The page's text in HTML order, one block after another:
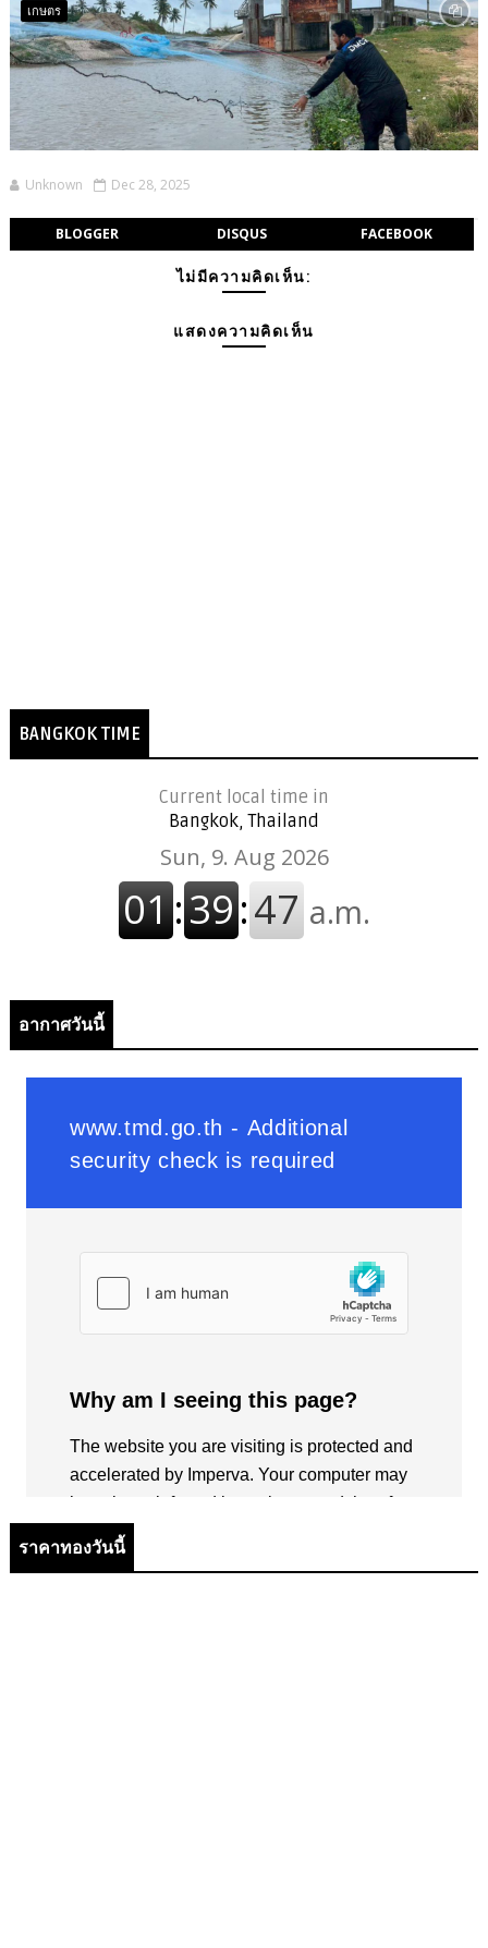
เกษตร
Unknown Dec 28, 2025
BLOGGER DISQUS FACEBOOK
ไม่มีความคิดเห็น:
แสดงความคิดเห็น
BANGKOK TIME
Current local time in
Bangkok, Thailand
อากาศวันนี้
ราคาทองวันนี้